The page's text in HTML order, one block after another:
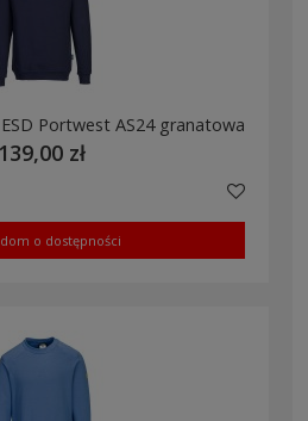
Portwest AS24 granatowa
139,00 zł
o dostępności